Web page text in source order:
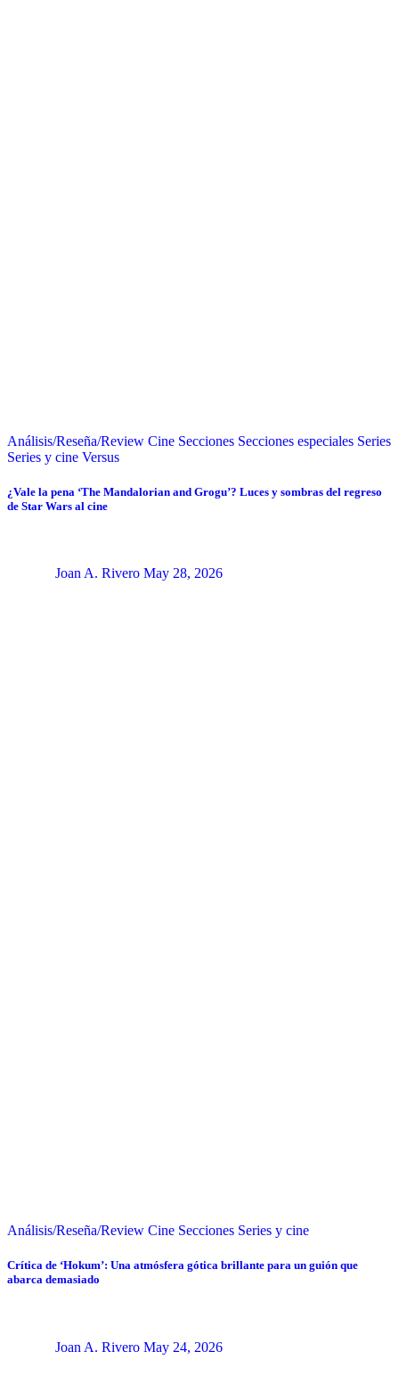
Análisis/Reseña/Review Cine Secciones Secciones especiales Series
Series y cine Versus
¿Vale la pena ‘The Mandalorian and Grogu’? Luces y sombras del regreso
de Star Wars al cine
Joan A. Rivero May 28, 2026
Análisis/Reseña/Review Cine Secciones Series y cine
Crítica de ‘Hokum’: Una atmósfera gótica brillante para un guión que
abarca demasiado
Joan A. Rivero May 24, 2026